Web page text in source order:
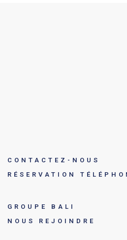
CONTACTEZ-NOUS
RÉSERVATION
GROUPE BALI
NOUS REJOINDRE